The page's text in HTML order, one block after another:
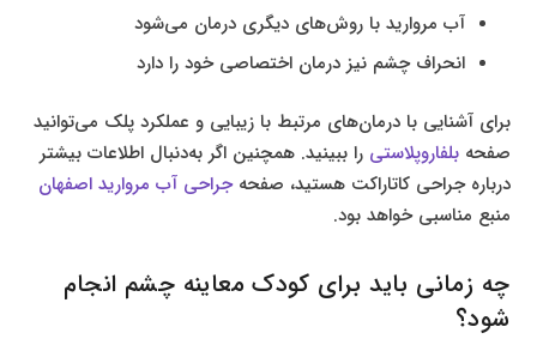
آب مروارید با روش‌های دیگری درمان می‌شود
انحراف چشم نیز درمان اختصاصی خود را دارد
برای آشنایی با درمان‌های مرتبط با زیبایی و عملکرد پلک می‌توانید
صفحهبلفاروپلاستی را ببینید. همچنین اگر به‌دنبال اطلاعات بیشتر
درباره جراحی کاتاراکت هستید، صفحهجراحی آب مروارید اصفهان
منبع مناسبی خواهد بود.
چه زمانی باید برای کودک معاینه چشم انجام
شود؟